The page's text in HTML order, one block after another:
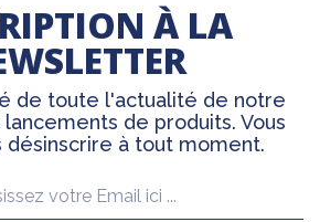
À LA
de toute l'actualité de notre
de produits. Vous
désinscrire à tout moment.